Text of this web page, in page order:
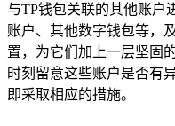
与TP钱包关联的其他账户
账户、其他数字钱包等，
置，为它们加上一层坚固
时刻留意这些账户是否有
即采取相应的措施。